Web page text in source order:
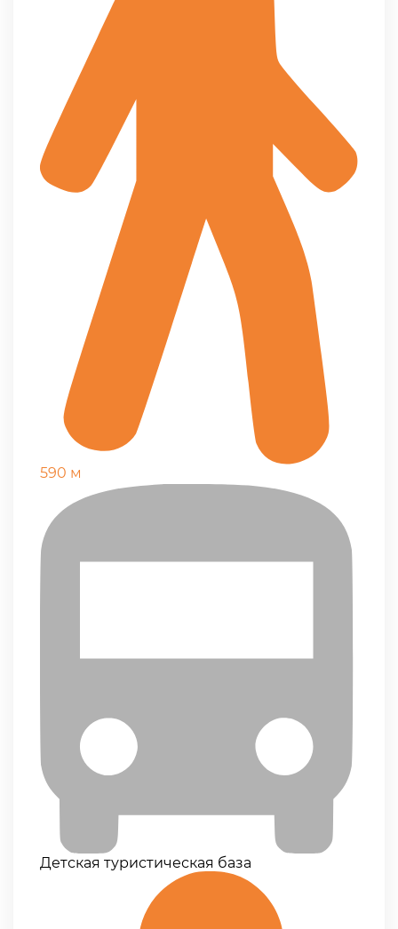
590 м
Детская туристическая база